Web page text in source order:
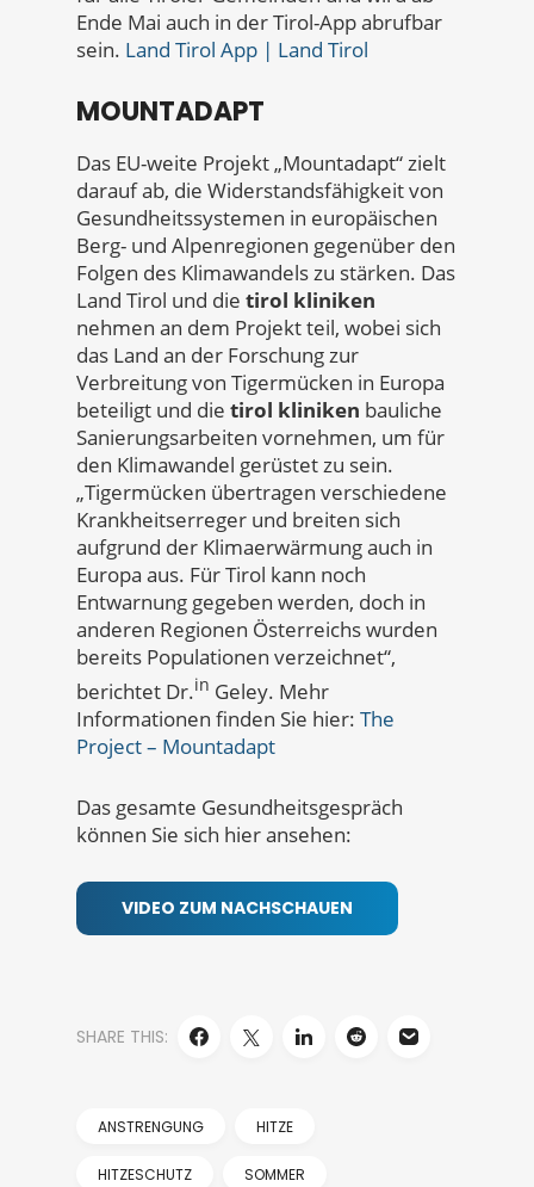
Ende Mai auch in der Tirol-App abrufbar
sein. Land Tirol App | Land Tirol
MOUNTADAPT
Das EU-weite Projekt „Mountadapt“ zielt
darauf ab, die Widerstandsfähigkeit von
Gesundheitssystemen in europäischen
Berg- und Alpenregionen gegenüber den
Folgen des Klimawandels zu stärken. Das
Land Tirol und die tirol kliniken
nehmen an dem Projekt teil, wobei sich
das Land an der Forschung zur
Verbreitung von Tigermücken in Europa
beteiligt und die tirol kliniken bauliche
Sanierungsarbeiten vornehmen, um für
den Klimawandel gerüstet zu sein.
„Tigermücken übertragen verschiedene
Krankheitserreger und breiten sich
aufgrund der Klimaerwärmung auch in
Europa aus. Für Tirol kann noch
Entwarnung gegeben werden, doch in
anderen Regionen Österreichs wurden
bereits Populationen verzeichnet“,
berichtet Dr.in Geley. Mehr
Informationen finden Sie hier: The
Project – Mountadapt
Das gesamte Gesundheitsgespräch
können Sie sich hier ansehen:
VIDEO ZUM NACHSCHAUEN
SHARE THIS:
ANSTRENGUNG HITZE
HITZESCHUTZ SOMMER